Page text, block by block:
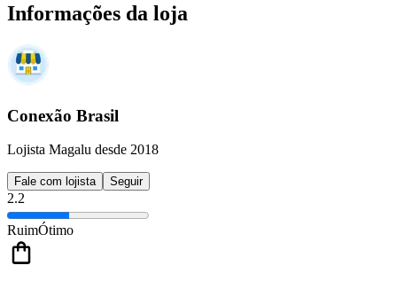
Informações da loja
Conexão Brasil
Lojista Magalu desde 2018
Fale com lojista Seguir
2.2
RuimÓtimo